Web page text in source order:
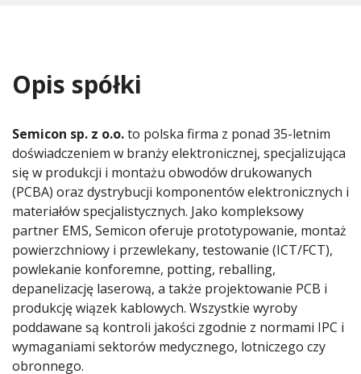
Opis spółki
Semicon sp. z o.o.to polska firma z ponad 35-letnim
doświadczeniem w branży elektronicznej, specjalizująca
się w produkcji i montażu obwodów drukowanych
(PCBA) oraz dystrybucji komponentów elektronicznych i
materiałów specjalistycznych. Jako kompleksowy
partner EMS, Semicon oferuje prototypowanie, montaż
powierzchniowy i przewlekany, testowanie (ICT/FCT),
powlekanie konforemne, potting, reballing,
depanelizację laserową, a także projektowanie PCB i
produkcję wiązek kablowych. Wszystkie wyroby
poddawane są kontroli jakości zgodnie z normami IPC i
wymaganiami sektorów medycznego, lotniczego czy
obronnego.